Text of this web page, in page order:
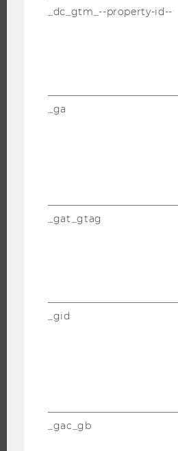
DOKTORAT / PHD
ANGEBOTE FÜR SCHULEN UND
FORSCHUNGSPORTAL
ORGANISATION
WIRTSCHAFT UND GESELLSCHAFT
_dc_gtm_--property-id--
_ga
_gat_gtag
_gid
_gac_gb